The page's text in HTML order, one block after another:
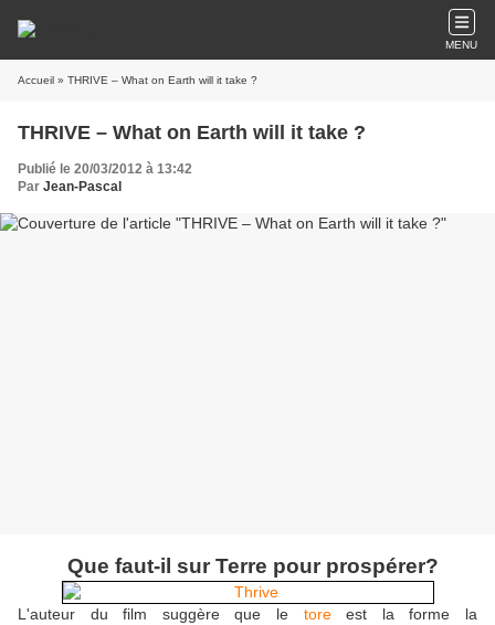
MENU
Accueil » THRIVE – What on Earth will it take ?
THRIVE – What on Earth will it take ?
Publié le 20/03/2012 à 13:42
Par Jean-Pascal
Que faut-il sur Terre pour prospérer?
L'auteur du film suggère que le toreest la forme la